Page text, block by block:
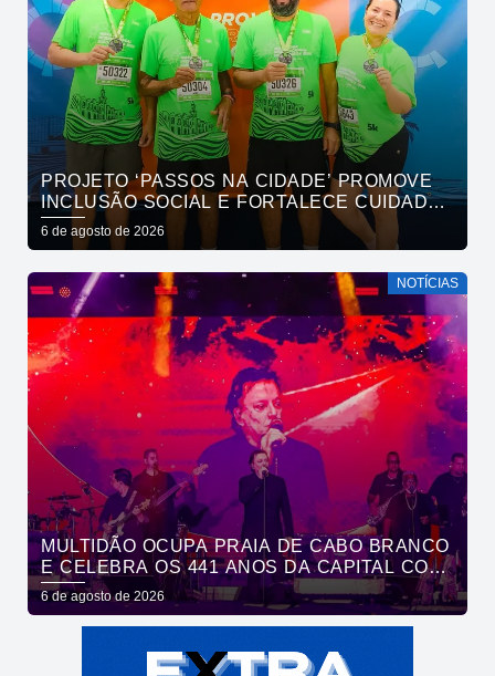
PROJETO ‘PASSOS NA CIDADE’ PROMOVE
INCLUSÃO SOCIAL E FORTALECE CUIDADO
EM SAÚDE MENTAL POR MEIO DA CORRIDA
6 de agosto de 2026
NOTÍCIAS
MULTIDÃO OCUPA PRAIA DE CABO BRANCO
E CELEBRA OS 441 ANOS DA CAPITAL COM
SHOWS DE ROUPA NOVA E FÁBIO JR
6 de agosto de 2026